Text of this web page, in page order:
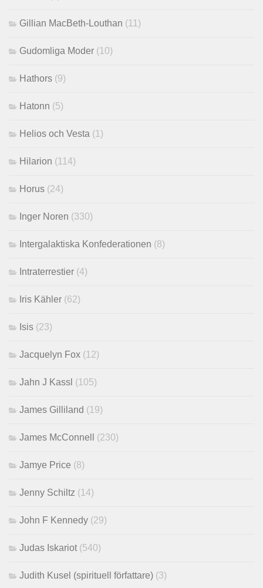
Gillian MacBeth-Louthan (11)
Gudomliga Moder (10)
Hathors (9)
Hatonn (5)
Helios och Vesta (1)
Hilarion (114)
Horus (24)
Inger Noren (330)
Intergalaktiska Konfederationen (8)
Intraterrestier (4)
Iris Kähler (62)
Isis (23)
Jacquelyn Fox (12)
Jahn J Kassl (105)
James Gilliland (19)
James McConnell (230)
Jamye Price (8)
Jenny Schiltz (14)
John F Kennedy (29)
Judas Iskariot (540)
Judith Kusel (spirituell författare) (3)